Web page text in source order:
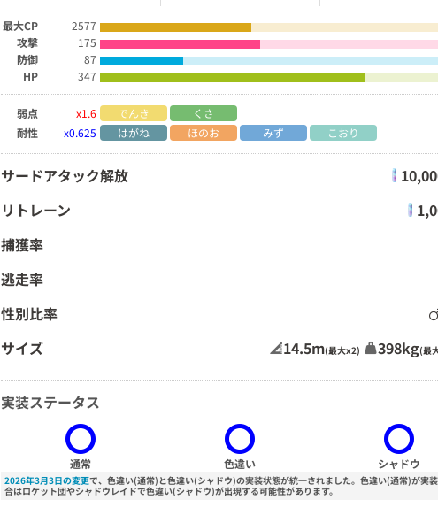
最大CP
2577
攻撃
175
防御
87
HP
347
弱点 x1.6 でんき
くさ
耐性
x0.625 はがね ほのお みず こおり
サードアタック解放
リトレーン
捕獲率
逃走率
性別比率
サイズ
14.5m(最大x2) 398kg(最
実装ステータス
通常 色違い シャドウ
2026年3月3日の変更で、色違い(通常)と色違い(シャドウ)の実装状態が統一されました。色違い(通常)が実
合はロケット団やシャドウレイドで色違い(シャドウ)が出現する可能性があります。